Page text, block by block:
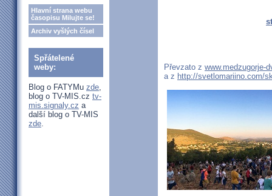
Hlavní strana webu
časopisu Milujte se!
Archiv vyšlých čísel
Spřátelené
weby:
Blog o FATYMu zde,
blog o TV-MIS.cz tv-
mis.signaly.cz a
další blog o TV-MIS
zde.
Převzato z www.medzugorje-
a z http://svetlomariino.com/